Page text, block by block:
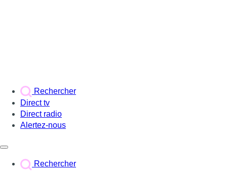
Rechercher
Direct tv
Direct radio
Alertez-nous
Rechercher